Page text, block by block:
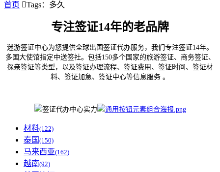
首页 Tags：多久
专注签证14年的老品牌
迷游签证中心为您提供全球出国签证代办服务，我们专注签证14年。
多国大使馆指定中送签社。包括150多个国家的旅游签证、商务签证、
探亲签证等类型，以及签证办理流程、签证费用、签证时间、签证材
料、签证加急、签证中心等信息服务 。
材料(122)
泰国 (150)
马来西亚(162)
越南(92)